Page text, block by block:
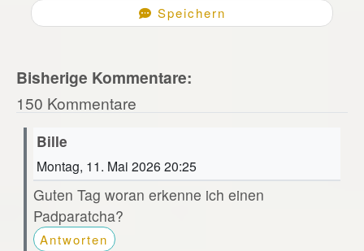
Speichern
Bisherige Kommentare:
150 Kommentare
Bille
Montag, 11. Mai 2026 20:25
Guten Tag woran erkenne ich einen
Padparatcha?
Antworten